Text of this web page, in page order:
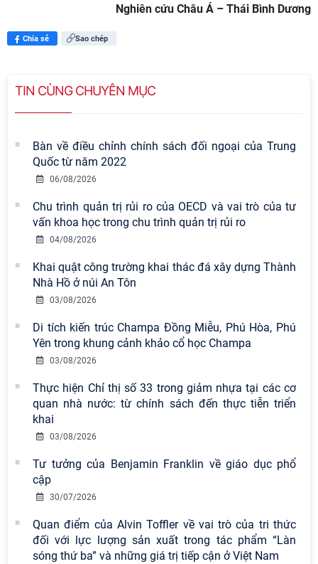
Nghiên cứu Châu Á – Thái Bình Dương
Chia sẻ Sao chép
TIN CÙNG CHUYÊN MỤC
Bàn về điều chỉnh chính sách đối ngoại của Trung
Quốc từ năm 2022
06/08/2026
Chu trình quản trị rủi ro của OECD và vai trò của tư
vấn khoa học trong chu trình quản trị rủi ro
04/08/2026
Khai quật công trường khai thác đá xây dựng Thành
Nhà Hồ ở núi An Tôn
03/08/2026
Di tích kiến trúc Champa Đồng Miễu, Phú Hòa, Phú
Yên trong khung cảnh khảo cổ học Champa
03/08/2026
Thực hiện Chỉ thị số 33 trong giảm nhựa tại các cơ
quan nhà nước: từ chính sách đến thực tiễn triển
khai
03/08/2026
Tư tưởng của Benjamin Franklin về giáo dục phổ
cập
30/07/2026
Quan điểm của Alvin Toffler về vai trò của tri thức
đối với lực lượng sản xuất trong tác phẩm “Làn
sóng thứ ba” và những giá trị tiếp cận ở Việt Nam
Viện Hàn lâm Khoa học xã hội Việt
Nam có 02 tác phẩm đạt giải khuyến
khích tại Cuộc thi chính luận bảo vệ
nền tảng tư tưởng của Đảng năm
2026
chuyên đề: Đẩy mạnh học tập, thực
hành tư tưởng, đạo đức, phương
pháp, phong cách Hồ Chí Minh trong
giai đoạn phát triển mới
Hội thảo khoa học quốc tế “Không
gian phát triển Việt Nam trong kỷ
nguyên mới: Định hướng chiến lược
vào thứ ba, ngày 28/7/2026
Tọa đàm Giao lưu chuyên đề về